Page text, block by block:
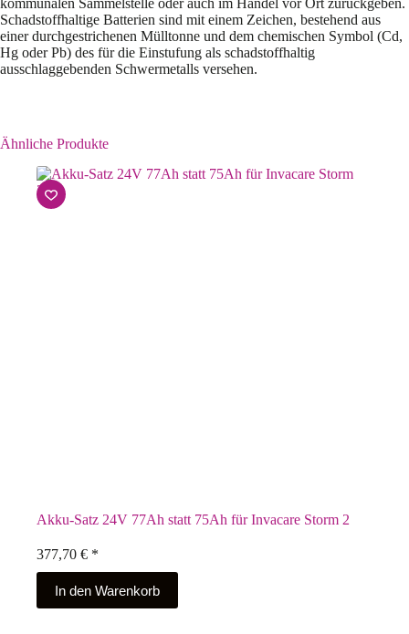
kommunalen Sammelstelle oder auch im Handel vor Ort zurückgeben.
Schadstoffhaltige Batterien sind mit einem Zeichen, bestehend aus
einer durchgestrichenen Mülltonne und dem chemischen Symbol (Cd,
Hg oder Pb) des für die Einstufung als schadstoffhaltig
ausschlaggebenden Schwermetalls versehen.
Ähnliche Produkte
Akku-Satz 24V 77Ah statt 75Ah für Invacare Storm 2
377,70 € *
In den Warenkorb